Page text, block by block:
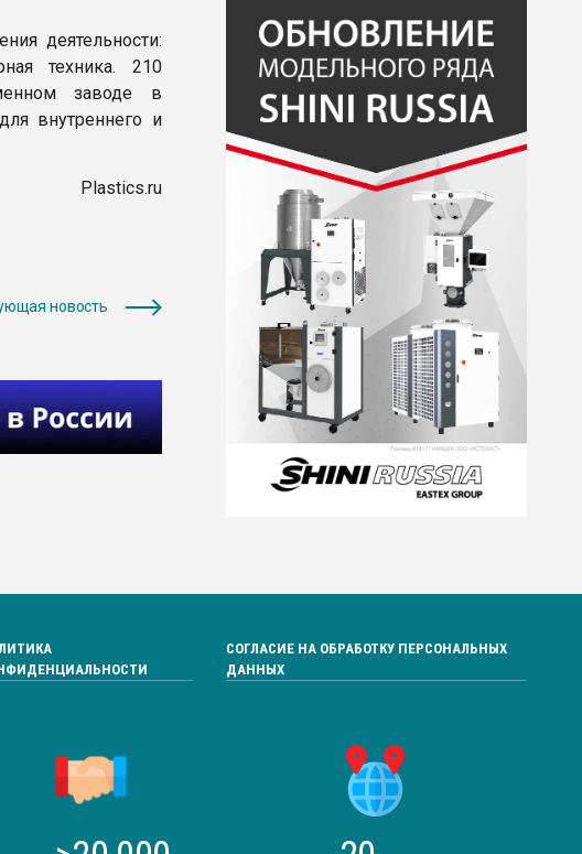
деятельности:
техника. 210
заводе в
внутреннего и
Plastics.ru
новость
СОГЛАСИЕ НА ОБРАБОТКУ ПЕРСОНАЛЬНЫХ
ДАННЫХ